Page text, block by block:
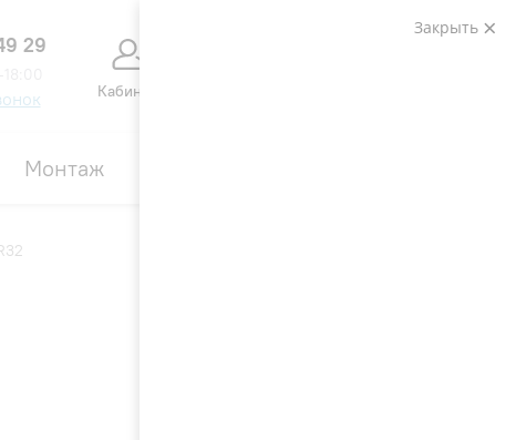
29
Кабинет
Монтаж
Закрыть